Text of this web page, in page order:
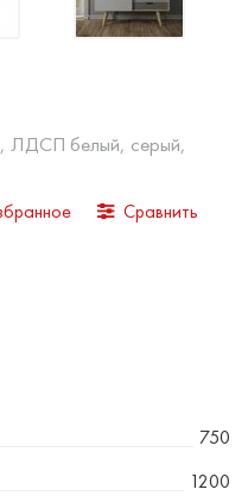
ЛДСП белый, серый,
Сравнить
750
1200